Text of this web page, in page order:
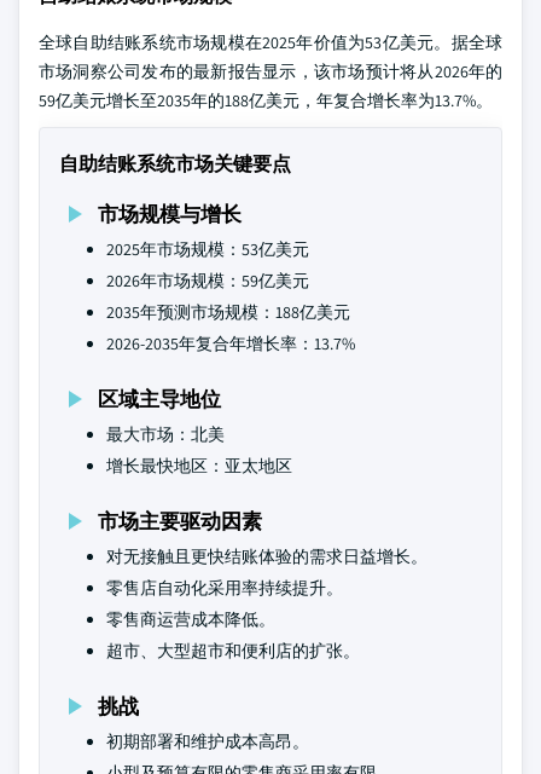
全球自助结账系统市场规模在2025年价值为53亿美元。据全球
市场洞察公司发布的最新报告显示，该市场预计将从2026年的
59亿美元增长至2035年的188亿美元，年复合增长率为13.7%。
自助结账系统市场关键要点
市场规模与增长
2025年市场规模：53亿美元
2026年市场规模：59亿美元
2035年预测市场规模：188亿美元
2026-2035年复合年增长率：13.7%
区域主导地位
最大市场：北美
增长最快地区：亚太地区
市场主要驱动因素
对无接触且更快结账体验的需求日益增长。
零售店自动化采用率持续提升。
零售商运营成本降低。
超市、大型超市和便利店的扩张。
挑战
初期部署和维护成本高昂。